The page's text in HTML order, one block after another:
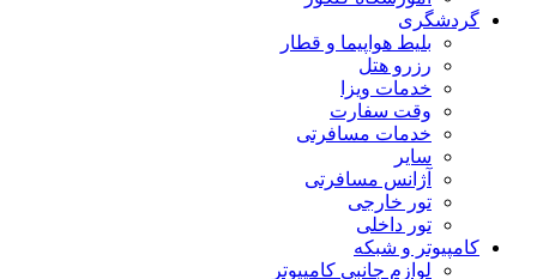
گردشگری
بلیط هواپیما و قطار
رزرو هتل
خدمات ویزا
وقت سفارت
خدمات مسافرتی
سایر
آژانس مسافرتی
تور خارجی
تور داخلی
کامپیوتر و شبکه
لوازم جانبی کامپیوتر